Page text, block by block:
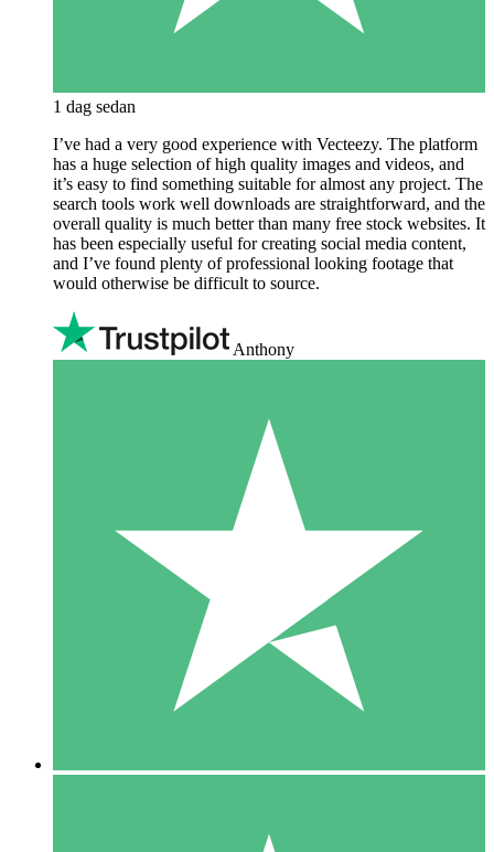
1 dag sedan
I’ve had a very good experience with Vecteezy. The platform
has a huge selection of high quality images and videos, and
it’s easy to find something suitable for almost any project. The
search tools work well downloads are straightforward, and the
overall quality is much better than many free stock websites. It
has been especially useful for creating social media content,
and I’ve found plenty of professional looking footage that
would otherwise be difficult to source.
Anthony